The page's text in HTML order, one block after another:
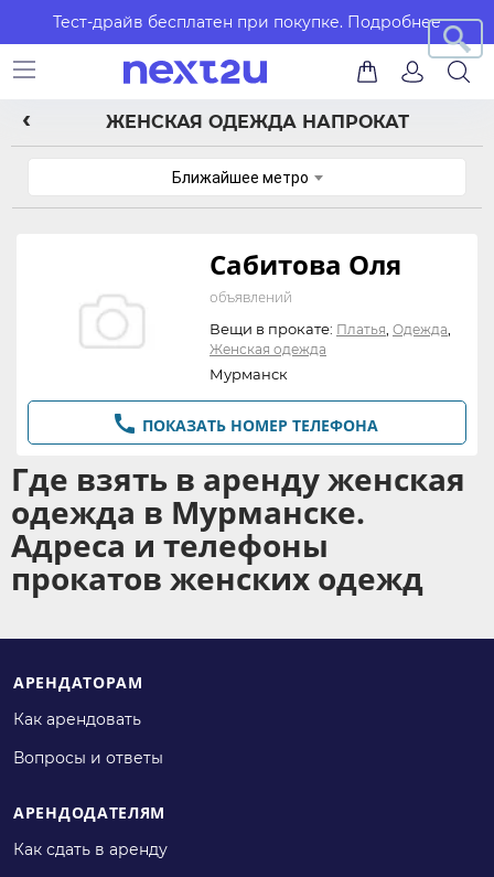
Тест-драйв бесплатен при покупке. Подробнее
ЖЕНСКАЯ ОДЕЖДА НАПРОКАТ
Ближайшее метро
Сабитова Оля
объявлений
Вещи в прокате: Платья Одежда
Женская одежда
Мурманск
 ПОКАЗАТЬ НОМЕР ТЕЛЕФОНА
Где взять в аренду женская
одежда в Мурманске.
Адреса и телефоны
прокатов женских одежд
АРЕНДАТОРАМ
Как арендовать
Вопросы и ответы
АРЕНДОДАТЕЛЯМ
Как сдать в аренду